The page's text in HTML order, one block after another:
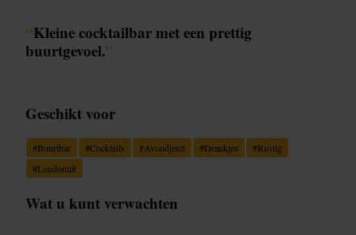
“Kleine cocktailbar met een prettig
buurtgevoel.”
Geschikt voor
#Buurtbar #Cocktails #Avondjeuit #Drankjes #Rustig
#Londonuit
Wat u kunt verwachten